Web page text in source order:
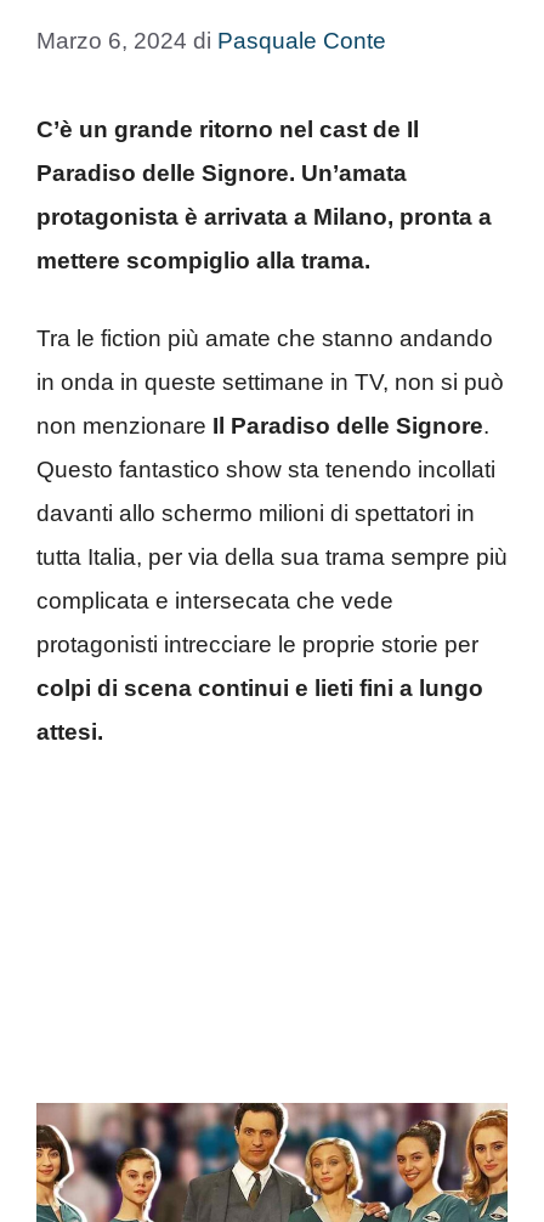
Marzo 6, 2024 di Pasquale Conte
C’è un grande ritorno nel cast de Il
Paradiso delle Signore. Un’amata
protagonista è arrivata a Milano, pronta a
mettere scompiglio alla trama.
Tra le fiction più amate che stanno andando
in onda in queste settimane in TV, non si può
non menzionare Il Paradiso delle Signore.
Questo fantastico show sta tenendo incollati
davanti allo schermo milioni di spettatori in
tutta Italia, per via della sua trama sempre più
complicata e intersecata che vede
protagonisti intrecciare le proprie storie per
colpi di scena continui e lieti fini a lungo
attesi.